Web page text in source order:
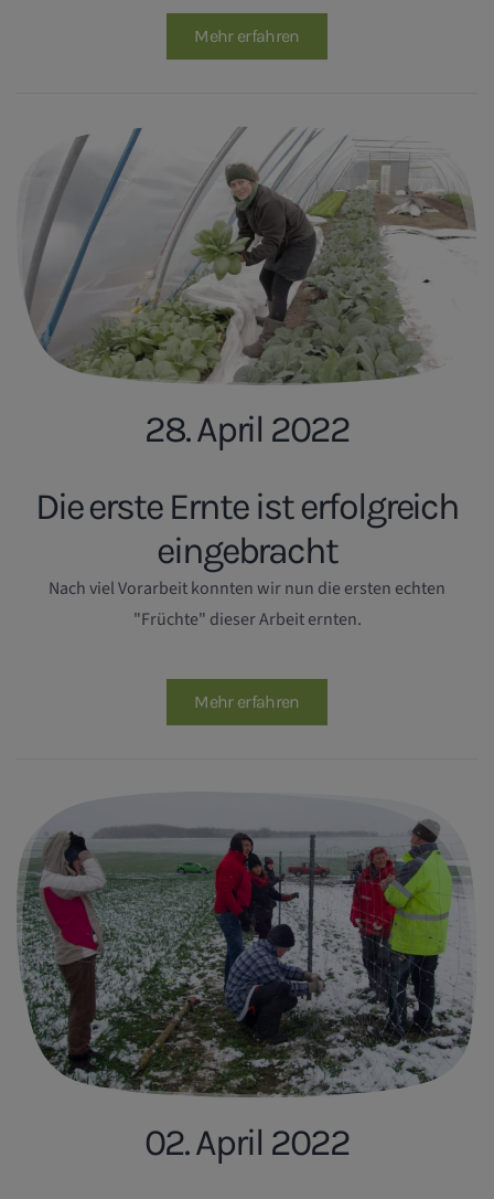
Mehr erfahren
28. April 2022
Die erste Ernte ist erfolgreich
eingebracht
Nach viel Vorarbeit konnten wir nun die ersten echten
"Früchte" dieser Arbeit ernten.
Mehr erfahren
02. April 2022